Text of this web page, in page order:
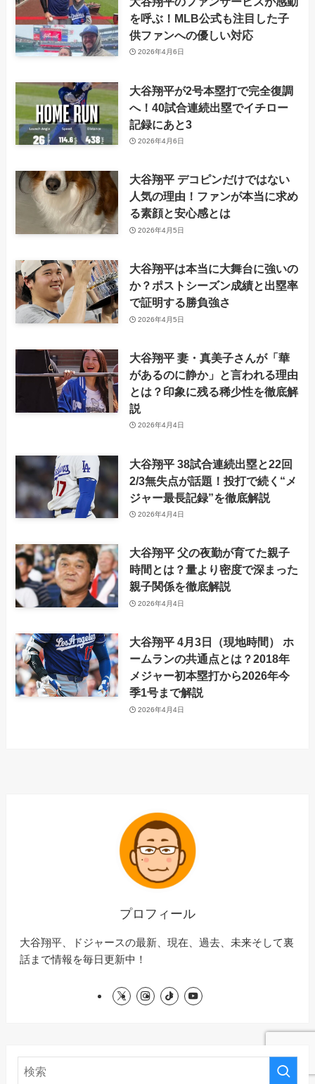
を呼ぶ！MLB公式も注目した子
供ファンへの優しい対応
2026年4月6日
大谷翔平が2号本塁打で完全復調
へ！40試合連続出塁でイチロー
記録にあと3
2026年4月6日
大谷翔平 デコピンだけではない
人気の理由！ファンが本当に求め
る素顔と安心感とは
2026年4月5日
大谷翔平は本当に大舞台に強いの
か？ポストシーズン成績と出塁率
で証明する勝負強さ
2026年4月5日
大谷翔平 妻・真美子さんが「華
があるのに静か」と言われる理由
とは？印象に残る稀少性を徹底解
説
2026年4月4日
大谷翔平 38試合連続出塁と22回
2/3無失点が話題！投打で続く“メ
ジャー最長記録”を徹底解説
2026年4月4日
大谷翔平 父の夜勤が育てた親子
時間とは？量より密度で深まった
親子関係を徹底解説
2026年4月4日
大谷翔平 4月3日（現地時間） ホ
ームランの共通点とは？2018年
メジャー初本塁打から2026年今
季1号まで解説
2026年4月4日
プロフィール
大谷翔平、ドジャースの最新、現在、過去、未来そして裏
話まで情報を毎日更新中！